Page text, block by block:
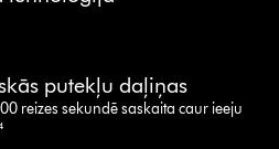
putekļu daļiņas
reizes sekundē saskaita caur ieeju